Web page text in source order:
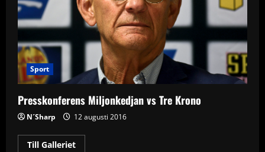
Sport
Presskonferens Miljonkedjan vs Tre Krono
N´Sharp 12 augusti 2016
Till GallerietRead